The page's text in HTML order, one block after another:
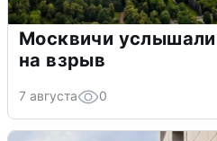
Москвичи услышали
на взрыв
7 августа 0